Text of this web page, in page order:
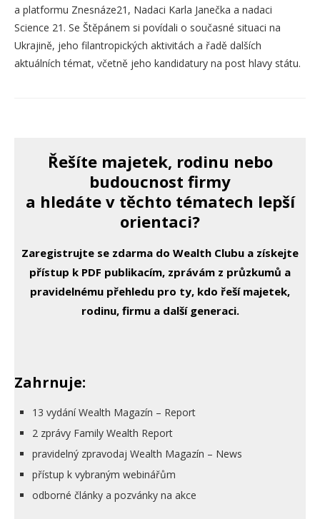
a platformu Znesnáze21, Nadaci Karla Janečka a nadaci
Science 21. Se Štěpánem si povídali o současné situaci na
Ukrajině, jeho filantropických aktivitách a řadě dalších
aktuálních témat, včetně jeho kandidatury na post hlavy státu.
Řešíte majetek, rodinu nebo
budoucnost firmy
a hledáte v těchto tématech lepší
orientaci?
Zaregistrujte se zdarma do Wealth Clubu a získejte
přístup k PDF publikacím, zprávám z průzkumů a
pravidelnému přehledu pro ty, kdo řeší majetek,
rodinu, firmu a další generaci.
Zahrnuje:
13 vydání Wealth Magazín – Report
2 zprávy Family Wealth Report
pravidelný zpravodaj Wealth Magazín – News
přístup k vybraným webinářům
odborné články a pozvánky na akce